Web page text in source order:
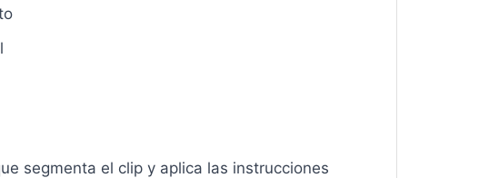
segmenta el clip y aplica las instrucciones